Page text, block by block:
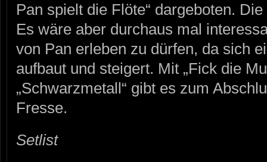
Pan spielt die Flöte“ dargeboten.
Es wäre aber durchaus mal
von Pan erleben zu dürfen, da sich
aufbaut und steigert. Mit „Fick die
„Schwarzmetall“ gibt es zum
Fresse.
Setlist